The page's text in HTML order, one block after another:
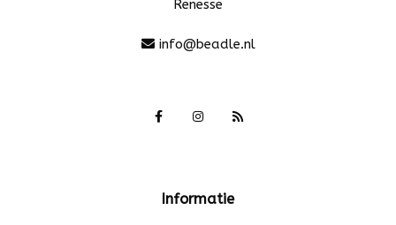
Renesse
info@beadle.nl
Informatie